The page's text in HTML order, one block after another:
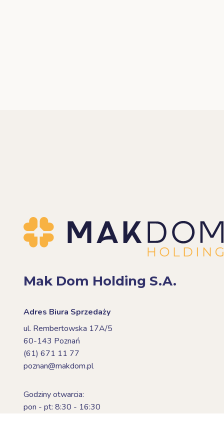
Mak Dom Holding S.A.
Adres Biura Sprzedaży
ul. Rembertowska 17A/5
60-143 Poznań
(61) 671 11 77
poznan@makdom.pl
Godziny otwarcia:
pon - pt: 8:30 - 16:30